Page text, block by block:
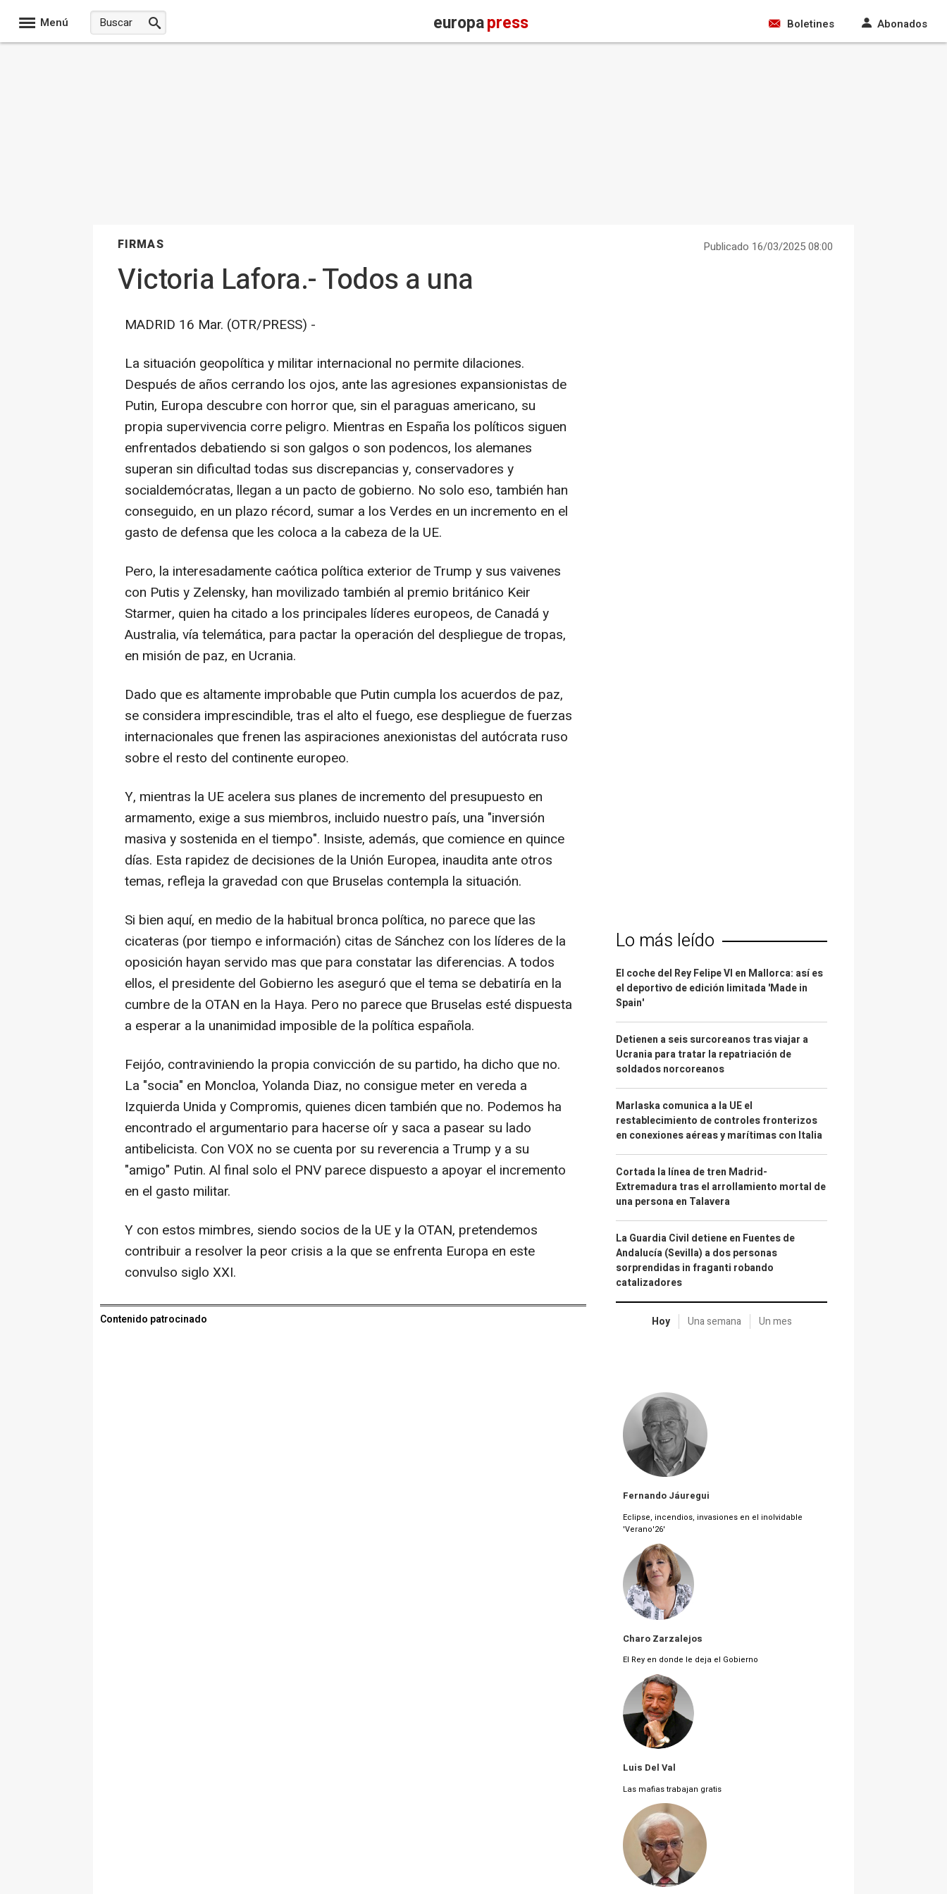
Menú europapress Boletines Abonados
FIRMAS Publicado 16/03/2025 08:00
Victoria Lafora.- Todos a una
MADRID 16 Mar. (OTR/PRESS) -
La situación geopolítica y militar internacional no permite dilaciones.
Después de años cerrando los ojos, ante las agresiones expansionistas de
Putin, Europa descubre con horror que, sin el paraguas americano, su
propia supervivencia corre peligro. Mientras en España los políticos siguen
enfrentados debatiendo si son galgos o son podencos, los alemanes
superan sin dificultad todas sus discrepancias y, conservadores y
socialdemócratas, llegan a un pacto de gobierno. No solo eso, también han
conseguido, en un plazo récord, sumar a los Verdes en un incremento en el
gasto de defensa que les coloca a la cabeza de la UE.
Pero, la interesadamente caótica política exterior de Trump y sus vaivenes
con Putis y Zelensky, han movilizado también al premio británico Keir
Starmer, quien ha citado a los principales líderes europeos, de Canadá y
Australia, vía telemática, para pactar la operación del despliegue de tropas,
en misión de paz, en Ucrania.
Dado que es altamente improbable que Putin cumpla los acuerdos de paz,
se considera imprescindible, tras el alto el fuego, ese despliegue de fuerzas
internacionales que frenen las aspiraciones anexionistas del autócrata ruso
sobre el resto del continente europeo.
Y, mientras la UE acelera sus planes de incremento del presupuesto en
armamento, exige a sus miembros, incluido nuestro país, una "inversión
masiva y sostenida en el tiempo". Insiste, además, que comience en quince
días. Esta rapidez de decisiones de la Unión Europea, inaudita ante otros
temas, refleja la gravedad con que Bruselas contempla la situación.
Si bien aquí, en medio de la habitual bronca política, no parece que las
cicateras (por tiempo e información) citas de Sánchez con los líderes de la
oposición hayan servido mas que para constatar las diferencias. A todos
ellos, el presidente del Gobierno les aseguró que el tema se debatiría en la
cumbre de la OTAN en la Haya. Pero no parece que Bruselas esté dispuesta
a esperar a la unanimidad imposible de la política española.
Feijóo, contraviniendo la propia convicción de su partido, ha dicho que no.
La "socia" en Moncloa, Yolanda Diaz, no consigue meter en vereda a
Izquierda Unida y Compromis, quienes dicen también que no. Podemos ha
encontrado el argumentario para hacerse oír y saca a pasear su lado
antibelicista. Con VOX no se cuenta por su reverencia a Trump y a su
"amigo" Putin. Al final solo el PNV parece dispuesto a apoyar el incremento
en el gasto militar.
Y con estos mimbres, siendo socios de la UE y la OTAN, pretendemos
contribuir a resolver la peor crisis a la que se enfrenta Europa en este
convulso siglo XXI.
Contenido patrocinado
Lo más leído
El coche del Rey Felipe VI en Mallorca: así es
el deportivo de edición limitada 'Made in
Spain'
Detienen a seis surcoreanos tras viajar a
Ucrania para tratar la repatriación de
soldados norcoreanos
Marlaska comunica a la UE el
restablecimiento de controles fronterizos
en conexiones aéreas y marítimas con Italia
Cortada la línea de tren Madrid-
Extremadura tras el arrollamiento mortal de
una persona en Talavera
La Guardia Civil detiene en Fuentes de
Andalucía (Sevilla) a dos personas
sorprendidas in fraganti robando
catalizadores
Hoy Una semana Un mes
Fernando Jáuregui
Eclipse, incendios, invasiones en el inolvidable
'Verano'26'
Charo Zarzalejos
El Rey en donde le deja el Gobierno
Luis Del Val
Las mafias trabajan gratis